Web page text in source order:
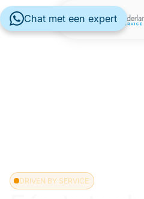
DRIVEN BY SERVICE
Chat met een expert